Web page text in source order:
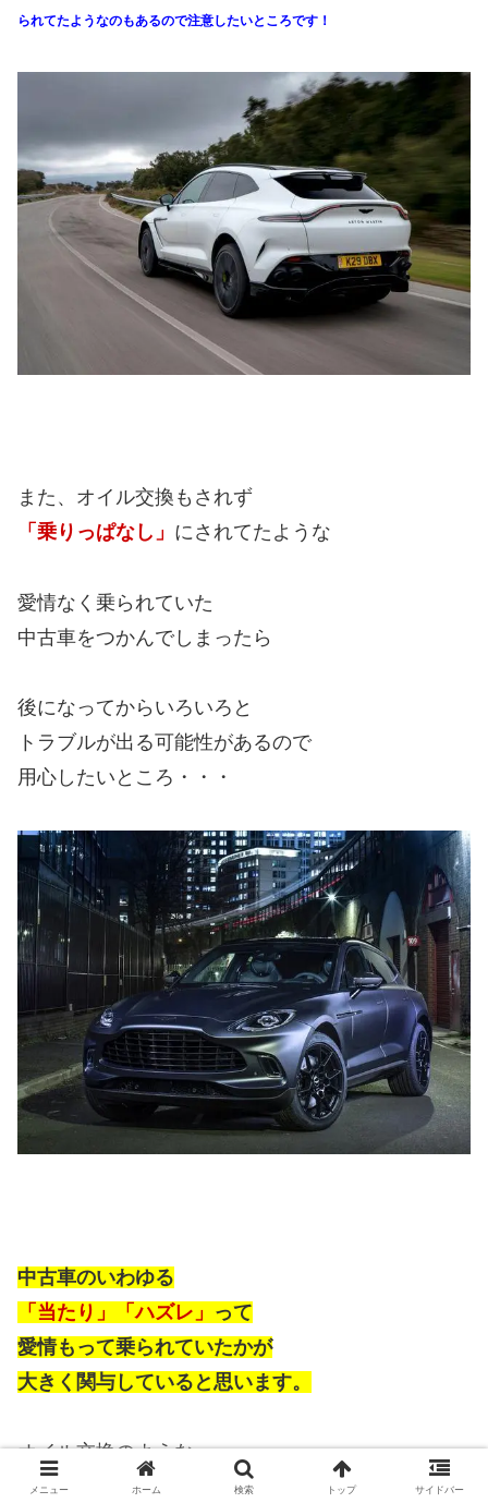
られてたようなのもあるので注意したいところです！
また、オイル交換もされず
「乗りっぱなし」 にされてたような
愛情なく乗られていた
中古車をつかんでしまったら
後になってからいろいろと
トラブルが出る可能性があるので
用心したいところ・・・
中古車のいわゆる
「当たり」「ハズレ」 って
愛情もって乗られていたかが
大きく関与していると思います。
オイル交換のような
基本的なメンテナンスさえ
メニュー ホーム 検索 トップ サイドバー